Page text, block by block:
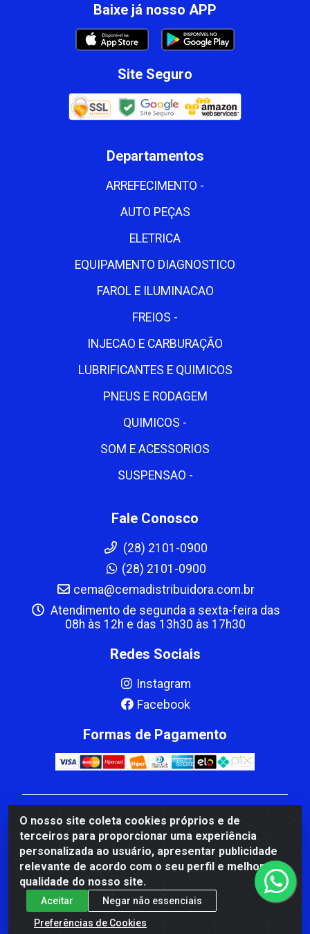
O nosso site coleta cookies próprios e de
terceiros para proporcionar uma experiência
personalizada ao usuário, apresentar publicidade
relevante de acordo com o seu perfil e melhorar a
qualidade do nosso site.
Aceitar
Negar não essenciais
Preferências de Cookies
Baixe já nosso APP
Site Seguro
Departamentos
ARREFECIMENTO -
AUTO PEÇAS
ELETRICA
EQUIPAMENTO DIAGNOSTICO
FAROL E ILUMINACAO
FREIOS -
INJECAO E CARBURAÇÃO
LUBRIFICANTES E QUIMICOS
PNEUS E RODAGEM
QUIMICOS -
SOM E ACESSORIOS
SUSPENSAO -
Fale Conosco
(28) 2101-0900
(28) 2101-0900
cema@cemadistribuidora.com.br
Atendimento de segunda a sexta-feira das
08h às 12h e das 13h30 às 17h30
Redes Sociais
Instagram
Facebook
Formas de Pagamento
CBP MACEDO COMERCIO PEÇAS LTDA Matriz - av
Mauro Miranda Madureira, 1249 - Coramara , Cachoeiro
de Itapemirim/ES - CEP 29.311-310 - CNPJ
00.502.680/0001-41